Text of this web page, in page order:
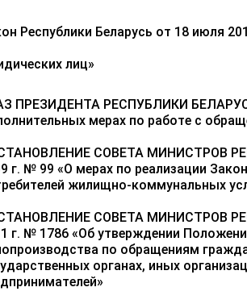
Республики Беларусь от 18 июля
лиц»
ПРЕЗИДЕНТА РЕСПУБЛИКИ
мерах по работе с
СОВЕТА МИНИСТРОВ
г. № 99 «О мерах по реализации
жилищно-коммунальных
СОВЕТА МИНИСТРОВ
г. № 1786 «Об утверждении
по обращениям
органах, иных